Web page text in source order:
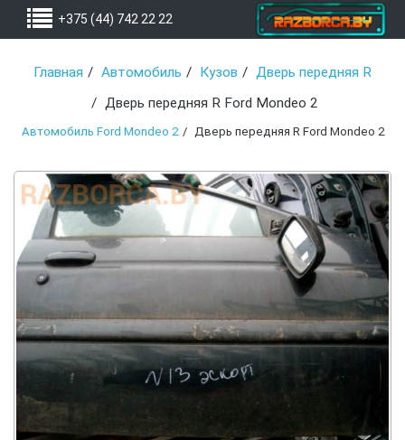
+375 (44) 742 22 22
Главная Автомобиль Кузов
Дверь передняя R
Дверь передняя R Ford Mondeo 2
Автомобиль Ford Mondeo 2 Дверь передняя R Ford Mondeo 2